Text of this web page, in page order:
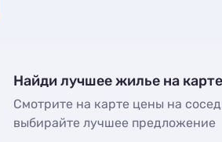
Найди лучшее жилье на
Смотрите на карте цены на
выбирайте лучшее предложение